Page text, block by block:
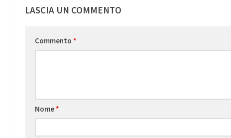
LASCIA UN COMMENTO
Commento *
Nome*